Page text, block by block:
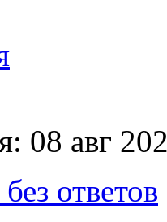
08 авг
ответов